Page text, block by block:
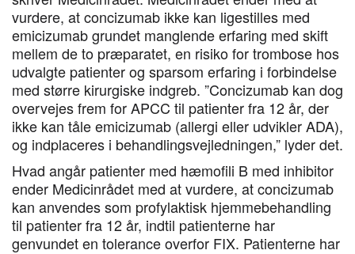
vurdere, at concizumab ikke kan ligestilles med
emicizumab grundet manglende erfaring med skift
mellem de to præparatet, en risiko for trombose hos
udvalgte patienter og sparsom erfaring i forbindelse
med større kirurgiske indgreb. ”Concizumab kan dog
overvejes frem for APCC til patienter fra 12 år, der
ikke kan tåle emicizumab (allergi eller udvikler ADA),
og indplaceres i behandlingsvejledningen,” lyder det.
Hvad angår patienter med hæmofili B med inhibitor
ender Medicinrådet med at vurdere, at concizumab
kan anvendes som profylaktisk hjemmebehandling
til patienter fra 12 år, indtil patienterne har
genvundet en tolerance overfor FIX. Patienterne har